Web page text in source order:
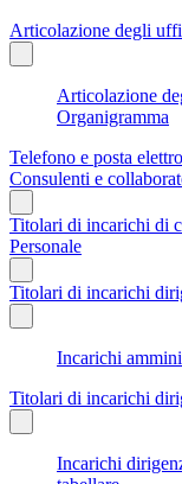
Articolazione degli
Articolazione
Organigramma
Telefono e posta
Consulenti e
Titolari di incarichi di
Personale
Titolari di incarichi
Incarichi
Titolari di incarichi
Incarichi